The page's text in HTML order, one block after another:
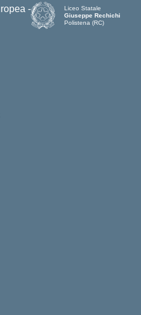
Liceo Statale
Giuseppe Rechichi
Polistena (RC)